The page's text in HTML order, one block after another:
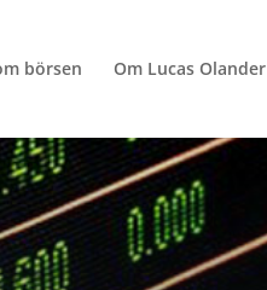
börsen Om Lucas Olander